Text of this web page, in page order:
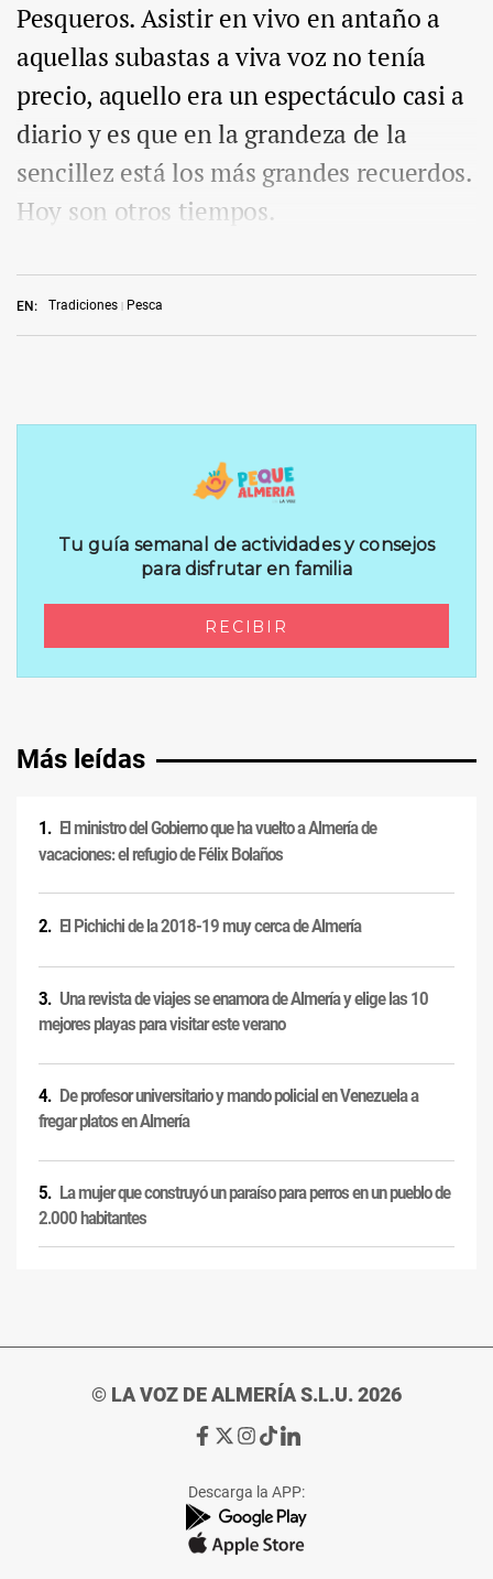
EN: Tradiciones Pesca
Pesqueros. Asistir en vivo en antaño a
aquellas subastas a viva voz no tenía
precio, aquello era un espectáculo casi a
diario y es que en la grandeza de la
sencillez está los más grandes recuerdos.
Hoy son otros tiempos.
Más leídas
El ministro del Gobierno que ha vuelto a Almería de
vacaciones: el refugio de Félix Bolaños
El Pichichi de la 2018-19 muy cerca de Almería
Una revista de viajes se enamora de Almería y elige las 10
mejores playas para visitar este verano
De profesor universitario y mando policial en Venezuela a
fregar platos en Almería
La mujer que construyó un paraíso para perros en un pueblo de
2.000 habitantes
© LA VOZ DE ALMERÍA S.L.U. 2026
Ir
de
La
Voz
Ir
de
La
Voz
Ir
de
La
Voz
Ir
de
La
Voz
Ir
de
La
Voz
Descarga la APP: